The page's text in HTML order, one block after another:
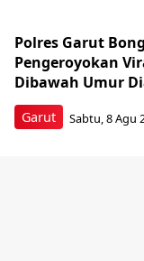
Garut
Polres Garut
Pengeroyokan
Dibawah Umur
Sabtu, 8 Agu